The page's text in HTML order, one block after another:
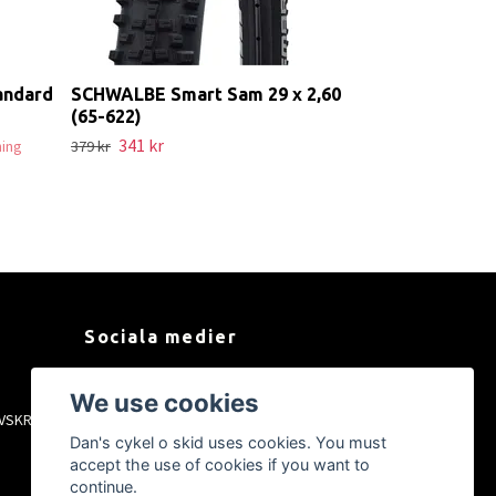
SCHWALBE Smart Sam 29 x 2,60
(65-622)
379 kr 341 kr
Sociala medier
Instagram
YouTube
Tiktok
We use cookies
Dan's cykel o skid uses cookies. You must
accept the use of cookies if you want to
continue.